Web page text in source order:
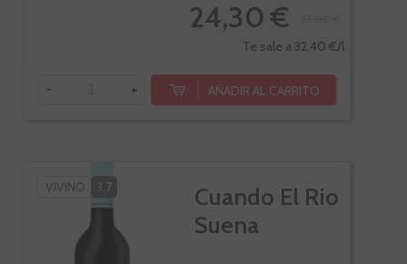
24,30 €
Te sale a 32,40 €/l
- + AÑADIR AL CARRITO
VIVINO 3,7
Cuando El Rio
Suena